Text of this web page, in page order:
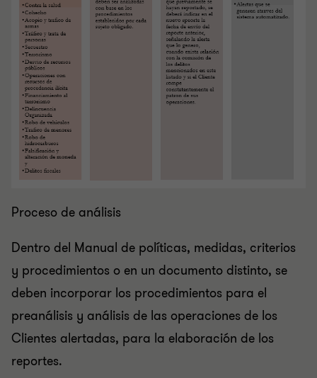
Proceso de análisis
Dentro del Manual de políticas, medidas, criterios
y procedimientos o en un documento distinto, se
deben incorporar los procedimientos para el
preanálisis y análisis de las operaciones de los
Clientes alertadas, para la elaboración de los
reportes.